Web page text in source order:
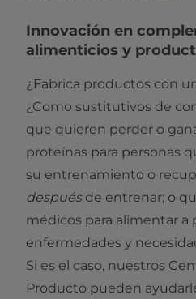
Innovación en
alimenticios y
¿Fabrica productos con
¿Como sustitutivos de
que quieren perder o
proteínas para personas
su entrenamiento o
después de entrenar; o
médicos para alimentar a
enfermedades y
Si es el caso, nuestros
Producto pueden